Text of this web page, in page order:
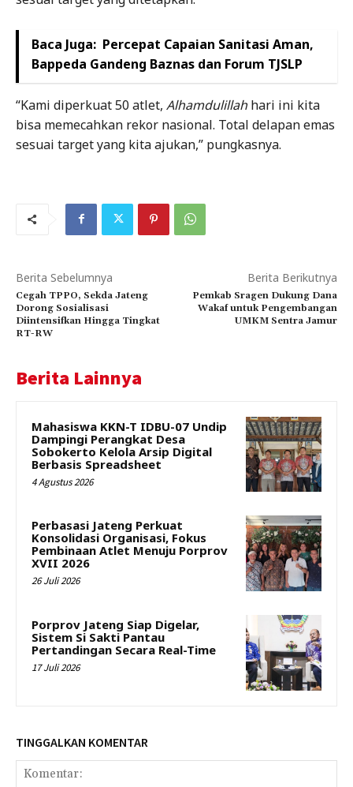
Baca Juga: Percepat Capaian Sanitasi Aman,
Bappeda Gandeng Baznas dan Forum TJSLP
“Kami diperkuat 50 atlet, Alhamdulillahhari ini kita
bisa memecahkan rekor nasional. Total delapan emas
sesuai target yang kita ajukan,” pungkasnya.
Berita Sebelumnya
Cegah TPPO, Sekda Jateng
Dorong Sosialisasi
Diintensifkan Hingga Tingkat
RT-RW
Berita Berikutnya
Pemkab Sragen Dukung Dana
Wakaf untuk Pengembangan
UMKM Sentra Jamur
Berita Lainnya
Mahasiswa KKN-T IDBU-07 Undip
Dampingi Perangkat Desa
Sobokerto Kelola Arsip Digital
Berbasis Spreadsheet
4 Agustus 2026
Perbasasi Jateng Perkuat
Konsolidasi Organisasi, Fokus
Pembinaan Atlet Menuju Porprov
XVII 2026
26 Juli 2026
Porprov Jateng Siap Digelar,
Sistem Si Sakti Pantau
Pertandingan Secara Real-Time
17 Juli 2026
TINGGALKAN KOMENTAR